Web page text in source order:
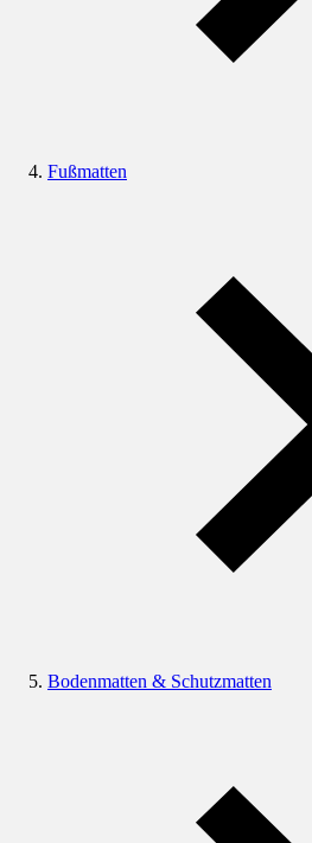
Fußmatten
Bodenmatten & Schutzmatten